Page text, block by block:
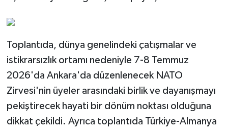
Toplantıda, dünya genelindeki çatışmalar ve
istikrarsızlık ortamı nedeniyle 7-8 Temmuz
2026'da Ankara'da düzenlenecek NATO
Zirvesi'nin üyeler arasındaki birlik ve dayanışmayı
pekiştirecek hayati bir dönüm noktası olduğuna
dikkat çekildi. Ayrıca toplantıda Türkiye-Almanya